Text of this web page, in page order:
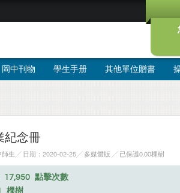
岡中刊物 學生手册 其他單位贈書
紀念冊
師生╱ 日期：2020-02-25╱ 多媒體版 ╱ 已保護0.00棵樹
17,950 點擊次數
棵樹